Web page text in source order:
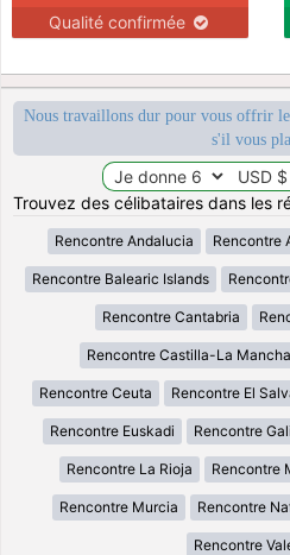
Qualité confirmée
Nous travaillons dur pour vous offrir
s'il vous
Trouvez des célibataires dans les
Rencontre Andalucia Rencontre
Rencontre Balearic Islands
Rencontre Cantabria
Rencontre Castilla-La Mancha
Rencontre Ceuta Rencontre El
Rencontre Euskadi Rencontre
Rencontre La Rioja Rencontre
Rencontre Murcia Rencontre
Rencontre